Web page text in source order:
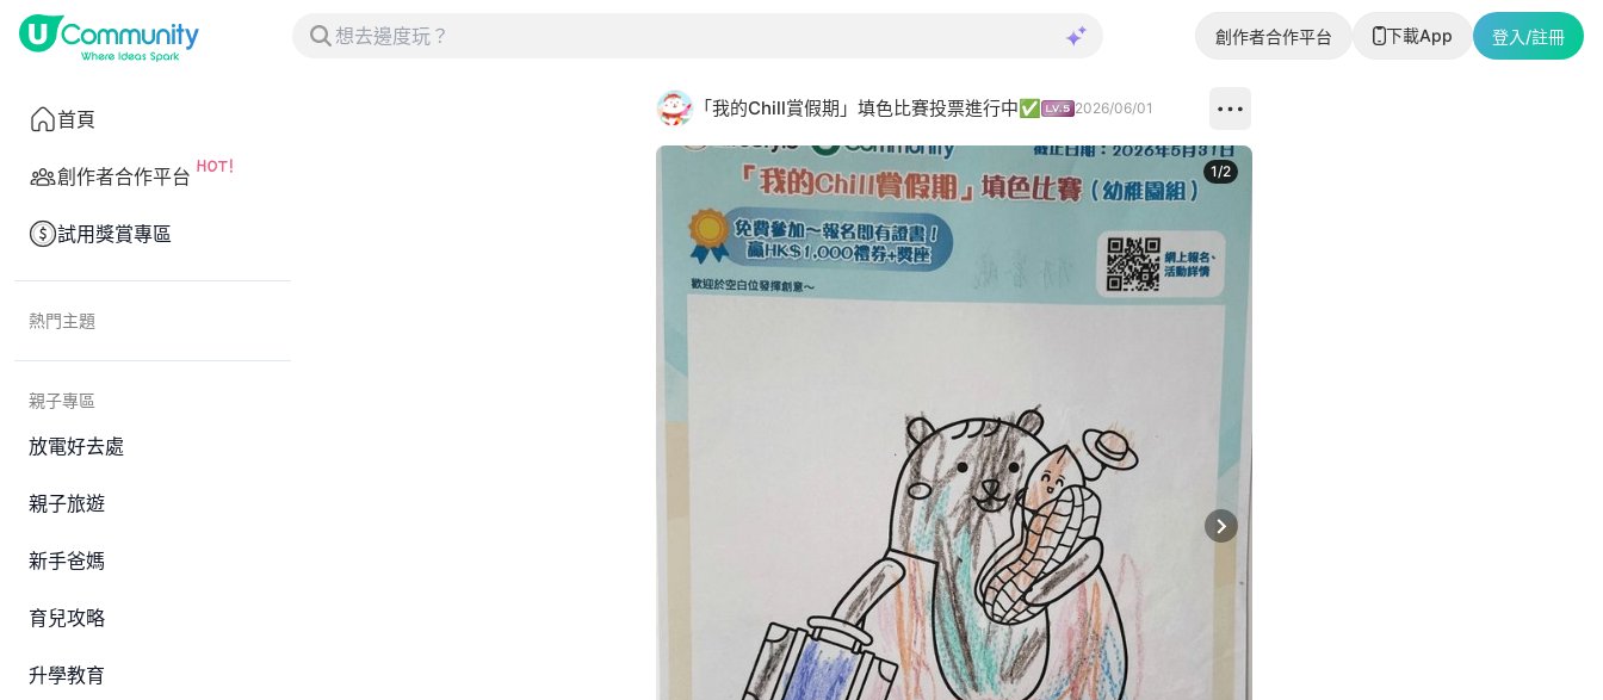
創作者合作平台 下載App 登入/註冊
首頁
創作者合作平台
試用獎賞專區
熱門主題
親子專區
放電好去處
親子旅遊
新手爸媽
育兒攻略
升學教育
「我的Chill賞假期」填色比賽投票進行中✅ 2026/06/01
Next slide
1/2